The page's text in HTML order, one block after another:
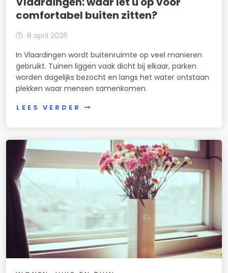
comfortabel buiten zitten?
8 april 2026
In Vlaardingen wordt buitenruimte op veel manieren
gebruikt. Tuinen liggen vaak dicht bij elkaar, parken
worden dagelijks bezocht en langs het water ontstaan
plekken waar mensen samenkomen.
LEES VERDER